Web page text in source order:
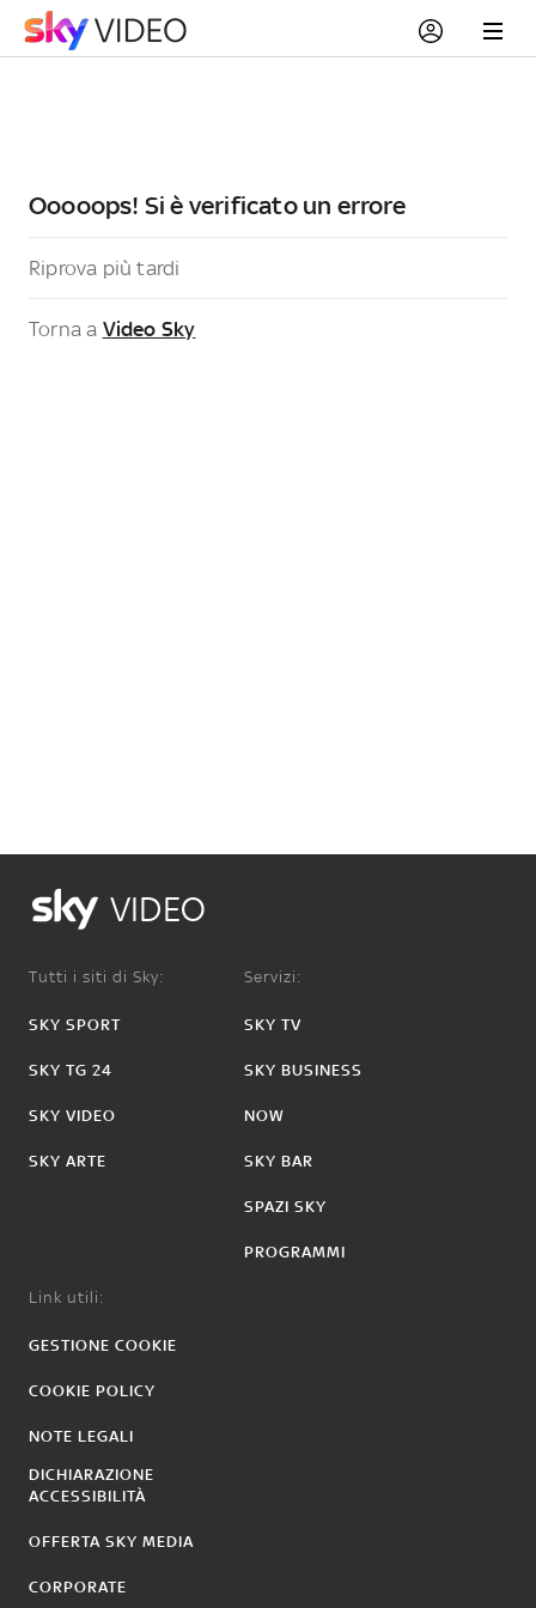
Ooooops! Si è verificato un errore
Riprova più tardi
Torna a Video Sky
VIDEO
Tutti i siti di Sky:
SKY SPORT
SKY TG 24
SKY VIDEO
SKY ARTE
Servizi:
SKY TV
SKY BUSINESS
NOW
SKY BAR
SPAZI SKY
PROGRAMMI
Link utili:
GESTIONE COOKIE
COOKIE POLICY
NOTE LEGALI
DICHIARAZIONE
ACCESSIBILITÀ
OFFERTA SKY MEDIA
CORPORATE